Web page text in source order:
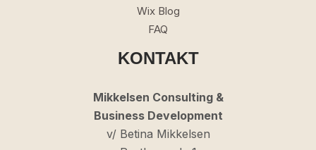
Wix Blog
FAQ
KONTAKT
Mikkelsen Consulting &
Business Development
v/ Betina Mikkelsen